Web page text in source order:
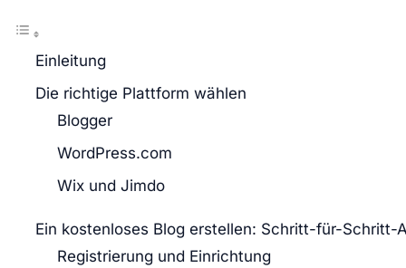
Einleitung
Die richtige Plattform wählen
Blogger
WordPress.com
Wix und Jimdo
Ein kostenloses Blog erstellen: Schritt-für-Schritt-
Registrierung und Einrichtung